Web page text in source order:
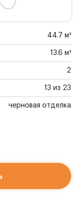
44.7 м²
13.6 м²
2
13 из 23
черновая отделка